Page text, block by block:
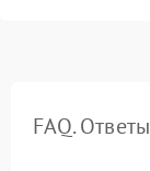
FAQ.